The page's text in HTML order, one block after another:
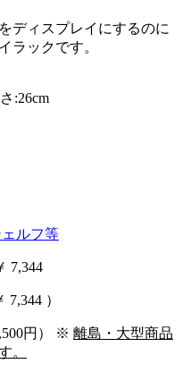
ディスプレイにするのに
ラックです。
:26cm
ルフ等
7,344
7,344 ）
円） ※ 離島・大型商品
。